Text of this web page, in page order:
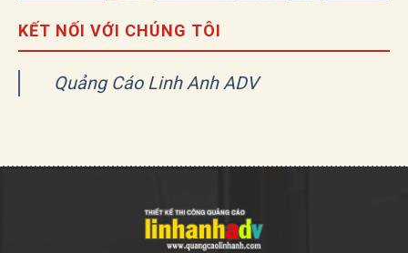
KẾT NỐI VỚI CHÚNG TÔI
Quảng Cáo Linh Anh ADV